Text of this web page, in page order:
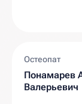
Остеопат
Понамарев
Валерьевич